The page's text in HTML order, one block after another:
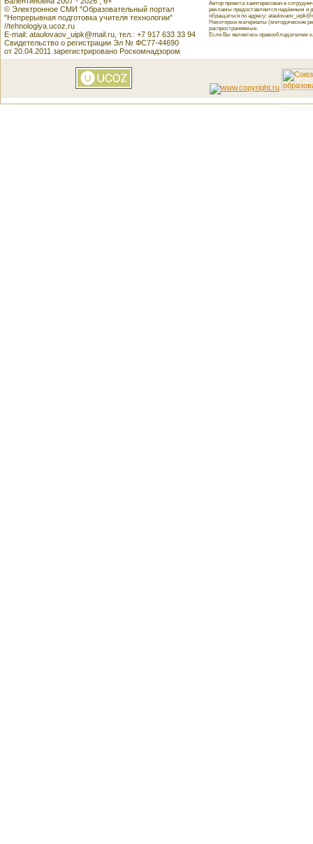
© Электронное СМИ "Образовательный портал
"Непрерывная подготовка учителя технологии"
//tehnologiya.ucoz.ru
E-mail: ataulovaov_uipk@mail.ru, тел.: +7 917 633 33 94
Свидетельство о регистрации Эл № ФС77-44690
от 20.04.2011 зарегистрировано Роскомнадзором
Автор проекта заинтересован в
рекламы предоставляется надёжным и
обращаться по адресу:
Некоторые материалы (методические
распространяемые.
Если Вы являетесь правообладателем